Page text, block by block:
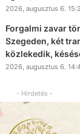
2026, augusztus 6.
Forgalmi zavar
Szegeden, két
közlekedik,
2026, augusztus 6.
- Hirdetés -